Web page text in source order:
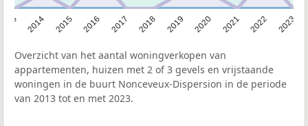
2014 2015 2016 2017 2018 2019 2020 2021 2022 2023
Overzicht van het aantal woningverkopen van
appartementen, huizen met 2 of 3 gevels en vrijstaande
woningen in de buurt Nonceveux-Dispersion in de periode
van 2013 tot en met 2023.